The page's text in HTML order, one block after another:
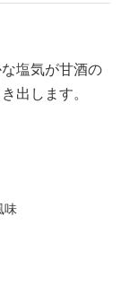
塩気が甘酒の
出します。
味